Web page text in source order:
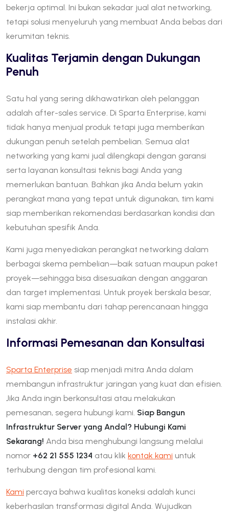
bekerja optimal. Ini bukan sekadar jual alat networking,
tetapi solusi menyeluruh yang membuat Anda bebas dari
kerumitan teknis.
Kualitas Terjamin dengan Dukungan
Penuh
Satu hal yang sering dikhawatirkan oleh pelanggan
adalah after-sales service. Di Sparta Enterprise, kami
tidak hanya menjual produk tetapi juga memberikan
dukungan penuh setelah pembelian. Semua alat
networking yang kami jual dilengkapi dengan garansi
serta layanan konsultasi teknis bagi Anda yang
memerlukan bantuan. Bahkan jika Anda belum yakin
perangkat mana yang tepat untuk digunakan, tim kami
siap memberikan rekomendasi berdasarkan kondisi dan
kebutuhan spesifik Anda.
Kami juga menyediakan perangkat networking dalam
berbagai skema pembelian—baik satuan maupun paket
proyek—sehingga bisa disesuaikan dengan anggaran
dan target implementasi. Untuk proyek berskala besar,
kami siap membantu dari tahap perencanaan hingga
instalasi akhir.
Informasi Pemesanan dan Konsultasi
Sparta Enterprise siap menjadi mitra Anda dalam
membangun infrastruktur jaringan yang kuat dan efisien.
Jika Anda ingin berkonsultasi atau melakukan
pemesanan, segera hubungi kami. Siap Bangun
Infrastruktur Server yang Andal? Hubungi Kami
Sekarang! Anda bisa menghubungi langsung melalui
nomor +62 21 555 1234 atau klik kontak kami untuk
terhubung dengan tim profesional kami.
Kami percaya bahwa kualitas koneksi adalah kunci
keberhasilan transformasi digital Anda. Wujudkan